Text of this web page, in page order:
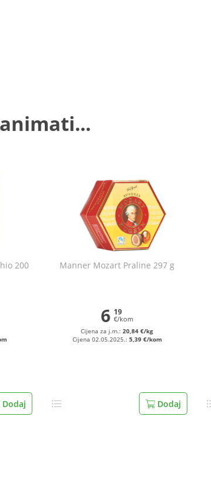
200
Dodaj
Manner Mozart Praline 297 g
6 19
€/kom
Cijena za j.m.:20,84 €/kg
Cijena 02.05.2025.: 5,39 €/kom
Dodaj